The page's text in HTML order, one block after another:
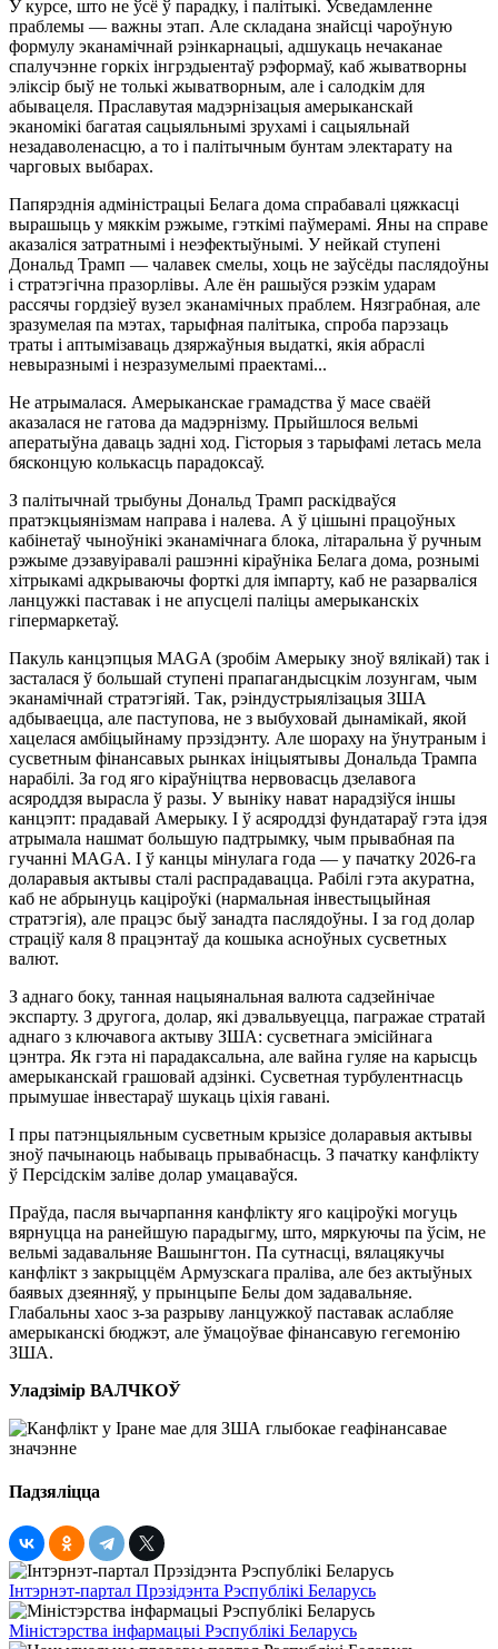
У курсе, што не ўсё ў парадку, і палітыкі. Усведамленне
праблемы — важны этап. Але складана знайсці чароўную
формулу эканамічнай рэінкарнацыі, адшукаць нечаканае
спалучэнне горкіх інгрэдыентаў рэформаў, каб жыватворны
эліксір быў не толькі жыватворным, але і салодкім для
абывацеля. Праславутая мадэрнізацыя амерыканскай
эканомікі багатая сацыяльнымі зрухамі і сацыяльнай
незадаволенасцю, а то і палітычным бунтам электарату на
чарговых выбарах.
Папярэднія адміністрацыі Белага дома спрабавалі цяжкасці
вырашыць у мяккім рэжыме, гэткімі паўмерамі. Яны на справе
аказаліся затратнымі і неэфектыўнымі. У нейкай ступені
Дональд Трамп — чалавек смелы, хоць не заўсёды паслядоўны
і стратэгічна празорлівы. Але ён рашыўся рэзкім ударам
рассячы гордзіеў вузел эканамічных праблем. Нязграбная, але
зразумелая па мэтах, тарыфная палітыка, спроба парэзаць
траты і аптымізаваць дзяржаўныя выдаткі, якія абраслі
невыразнымі і незразумелымі праектамі...
Не атрымалася. Амерыканскае грамадства ў масе сваёй
аказалася не гатова да мадэрнізму. Прыйшлося вельмі
аператыўна даваць задні ход. Гісторыя з тарыфамі летась мела
бясконцую колькасць парадоксаў.
З палітычнай трыбуны Дональд Трамп раскідваўся
пратэкцыянізмам направа і налева. А ў цішыні працоўных
кабінетаў чыноўнікі эканамічнага блока, літаральна ў ручным
рэжыме дэзавуіравалі рашэнні кіраўніка Белага дома, рознымі
хітрыкамі адкрываючы форткі для імпарту, каб не разарваліся
ланцужкі паставак і не апусцелі паліцы амерыканскіх
гіпермаркетаў.
Пакуль канцэпцыя MAGA (зробім Амерыку зноў вялікай) так і
засталася ў большай ступені прапагандысцкім лозунгам, чым
эканамічнай стратэгіяй. Так, рэіндустрыялізацыя ЗША
адбываецца, але паступова, не з выбуховай дынамікай, якой
хацелася амбіцыйнаму прэзідэнту. Але шораху на ўнутраным і
сусветным фінансавых рынках ініцыятывы Дональда Трампа
нарабілі. За год яго кіраўніцтва нервовасць дзелавога
асяроддзя вырасла ў разы. У выніку нават нарадзіўся іншы
канцэпт: прадавай Амерыку. І ў асяроддзі фундатараў гэта ідэя
атрымала нашмат большую падтрымку, чым прывабная па
гучанні MAGA. І ў канцы мінулага года — у пачатку 2026-га
доларавыя актывы сталі распрадавацца. Рабілі гэта акуратна,
каб не абрынуць каціроўкі (нармальная інвестыцыйная
стратэгія), але працэс быў занадта паслядоўны. І за год долар
страціў каля 8 працэнтаў да кошыка асноўных сусветных
валют.
З аднаго боку, танная нацыянальная валюта садзейнічае
экспарту. З другога, долар, які дэвальвуецца, пагражае стратай
аднаго з ключавога актыву ЗША: сусветнага эмісійнага
цэнтра. Як гэта ні парадаксальна, але вайна гуляе на карысць
амерыканскай грашовай адзінкі. Сусветная турбулентнасць
прымушае інвестараў шукаць ціхія гавані.
І пры патэнцыяльным сусветным крызісе доларавыя актывы
зноў пачынаюць набываць прывабнасць. З пачатку канфлікту
ў Персідскім заліве долар умацаваўся.
Праўда, пасля вычарпання канфлікту яго каціроўкі могуць
вярнуцца на ранейшую парадыгму, што, мяркуючы па ўсім, не
вельмі задавальняе Вашынгтон. Па сутнасці, вялацякучы
канфлікт з закрыццём Армузскага праліва, але без актыўных
баявых дзеянняў, у прынцыпе Белы дом задавальняе.
Глабальны хаос з-за разрыву ланцужкоў паставак аслабляе
амерыканскі бюджэт, але ўмацоўвае фінансавую гегемонію
ЗША.
Уладзімір ВАЛЧКОЎ
Падзяліцца
Інтэрнэт-партал Прэзідэнта Рэспублікі Беларусь
Міністэрства інфармацыі Рэспублікі Беларусь